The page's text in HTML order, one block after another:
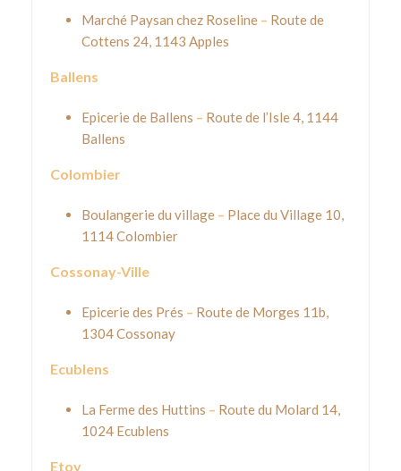
Marché Paysan chez Roseline – Route de
Cottens 24, 1143 Apples
Ballens
Epicerie de Ballens – Route de l’Isle 4, 1144
Ballens
Colombier
Boulangerie du village – Place du Village 10,
1114 Colombier
Cossonay-Ville
Epicerie des Prés – Route de Morges 11b,
1304 Cossonay
Ecublens
La Ferme des Huttins – Route du Molard 14,
1024 Ecublens
Etoy